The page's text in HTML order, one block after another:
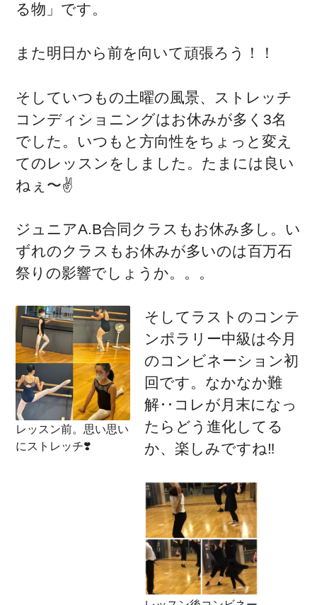
る物」です。
また明日から前を向いて頑張ろう！！
そしていつもの土曜の風景、ストレッチ
コンディショニングはお休みが多く3名
でした。いつもと方向性をちょっと変え
てのレッスンをしました。たまには良い
ねぇ〜✌️
ジュニアA.B合同クラスもお休み多し。い
ずれのクラスもお休みが多いのは百万石
祭りの影響でしょうか。。。
レッスン前。思い思い
にストレッチ❣️
そしてラストのコンテ
ンポラリー中級は今月
のコンビネーション初
回です。なかなか難
解‥コレが月末になっ
たらどう進化してる
か、楽しみですね‼️